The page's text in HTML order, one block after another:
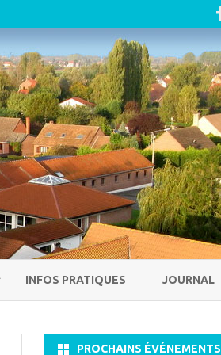
INFOS PRATIQUES JOURNAL
PROCHAINS ÉVÉNEMENTS